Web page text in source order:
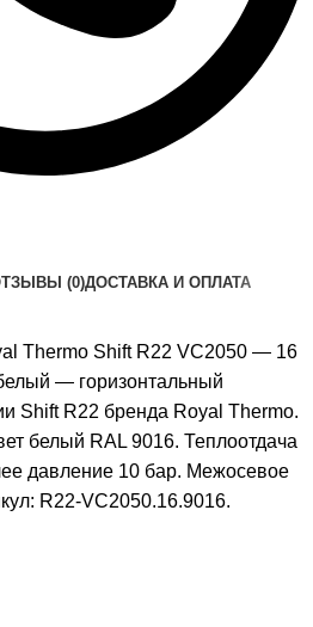
(0)ДОСТАВКА И ОПЛАТА
Thermo Shift R22 VC2050 — 16
— горизонтальный
Shift R22 бренда Royal Thermo.
белый RAL 9016. Теплоотдача
давление 10 бар. Межосевое
R22-VC2050.16.9016.